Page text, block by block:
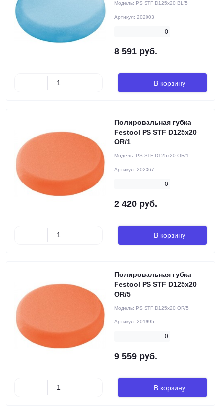
Модель: PS STF D125x20 BL/5
Артикул: 202003
0
8 591 руб.
В корзину
Полировальная губка
Festool PS STF D125x20
OR/1
Модель: PS STF D125x20 OR/1
Артикул: 202367
0
2 420 руб.
В корзину
Полировальная губка
Festool PS STF D125x20
OR/5
Модель: PS STF D125x20 OR/5
Артикул: 201995
0
9 559 руб.
В корзину